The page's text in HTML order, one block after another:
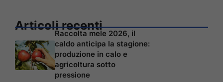
Articoli recenti
Raccolta mele 2026, il
caldo anticipa la stagione:
produzione in calo e
agricoltura sotto
pressione